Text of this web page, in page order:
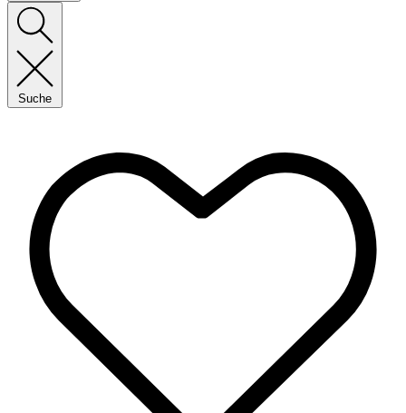
Suche